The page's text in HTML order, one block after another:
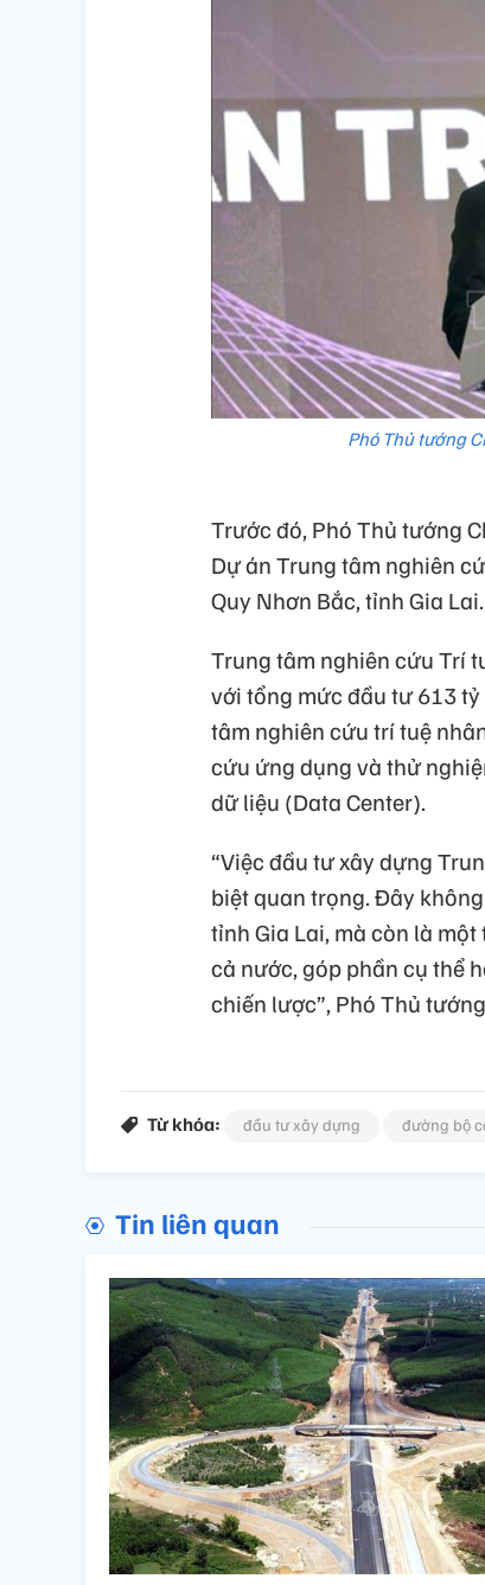
Phó Thủ tướng
Trước đó, Phó Thủ tướng
Dự án Trung tâm nghiên
Quy Nhơn Bắc, tỉnh Gia Lai.
Trung tâm nghiên cứu Trí
với tổng mức đầu tư 613
tâm nghiên cứu trí tuệ
cứu ứng dụng và thử
dữ liệu (Data Center).
“Việc đầu tư xây dựng
biệt quan trọng. Đây
tỉnh Gia Lai, mà còn là
cả nước, góp phần cụ thể
chiến lược”, Phó Thủ
Từ khóa: đầu tư xây dựng đường bộ
Tin liên quan